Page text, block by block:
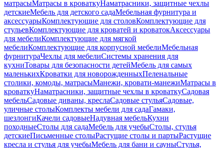
матрасыМатрасы в кроваткуНаматрасники, защитные чехлы
детскиеМебель для детского садаМебельная фурнитура и
аксессуарыКомплектующие для столовКомплектующие для
стульевКомплектующие для кроватей и кроватокАксессуары
для мебелиКомплектующие для мягкой
мебелиКомплектующие для корпусной мебелиМебельная
фурнитураЧехлы для мебелиСистемы хранения для
кухниТовары для безопасности детейМебель для самых
маленькихКроватки для новорожденныхПеленальные
столики, комоды, матрасыМанежи, кровати-манежиМатрасы в
кроваткуНаматрасники, защитные чехлы в кроваткуСадовая
мебельСадовые диваны, креслаСадовые стульяСадовые,
уличные столыКомплекты мебели для садаГамаки,
шезлонгиКачели садовыеНадувная мебельКухни
походныеСтолы для садаМебель для учебыСтолы, стулья
детскиеПисьменные столыРастущие столы и партыРастущие
кресла и стулья для учебыМебель для бани и сауныСтулья,